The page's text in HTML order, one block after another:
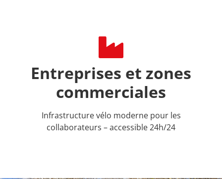
Entreprises et zones
commerciales
Infrastructure vélo moderne pour les
collaborateurs – accessible 24h/24